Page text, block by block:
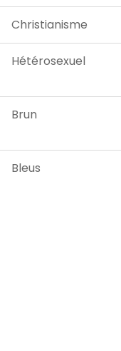
Christianisme
Hétérosexuel
Brun
Bleus